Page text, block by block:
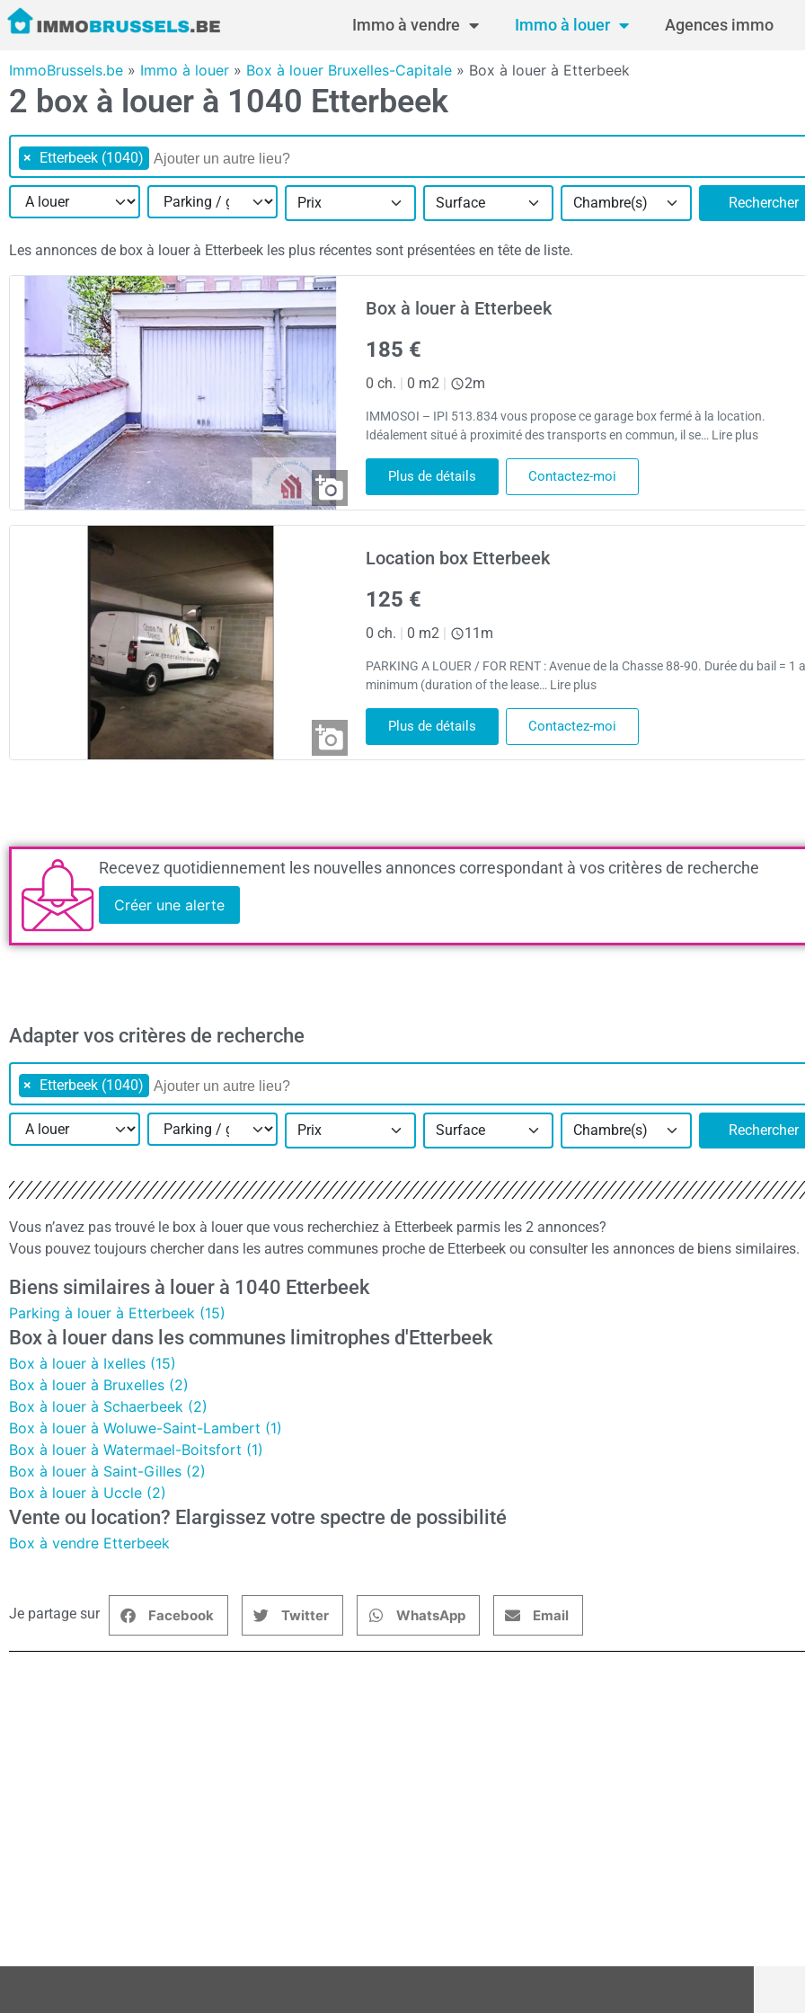
Immo à vendre Immo à louer Agences immo
ImmoBrussels.be » Immo à louer » Box à louer Bruxelles-Capitale » Box à louer à Etterbeek
2 box à louer à 1040 Etterbeek
× Etterbeek (1040)
Prix Surface Chambre(s) Rechercher
Les annonces de box à louer à Etterbeek les plus récentes sont présentées en tête de liste.
Box à louer à Etterbeek
185 €
0 ch. | 0 m2 | 2m
IMMOSOI – IPI 513.834 vous propose ce garage box fermé à la location.
Idéalement situé à proximité des transports en commun, il se… Lire plus
Plus de détails Contactez-moi
Location box Etterbeek
125 €
0 ch. | 0 m2 | 11m
PARKING A LOUER / FOR RENT : Avenue de la Chasse 88-90. Durée du bail = 1
minimum (duration of the lease… Lire plus
Plus de détails Contactez-moi
Recevez quotidiennement les nouvelles annonces correspondant à vos critères de recherche
Créer une alerte
Adapter vos critères de recherche
× Etterbeek (1040)
Prix Surface Chambre(s) Rechercher
Vous n’avez pas trouvé le box à louer que vous recherchiez à Etterbeek parmis les 2 annonces?
Vous pouvez toujours chercher dans les autres communes proche de Etterbeek ou consulter les annonces de biens similaires.
Biens similaires à louer à 1040 Etterbeek
Parking à louer à Etterbeek (15)
Box à louer dans les communes limitrophes d'Etterbeek
Box à louer à Ixelles (15)
Box à louer à Bruxelles (2)
Box à louer à Schaerbeek (2)
Box à louer à Woluwe-Saint-Lambert (1)
Box à louer à Watermael-Boitsfort (1)
Box à louer à Saint-Gilles (2)
Box à louer à Uccle (2)
Vente ou location? Elargissez votre spectre de possibilité
Box à vendre Etterbeek
Je partage sur Facebook Twitter WhatsApp Email